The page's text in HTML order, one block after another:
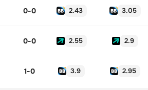
0-0 2.43 3.05
0-0 2.55 2.9
1-0 3.9 2.95